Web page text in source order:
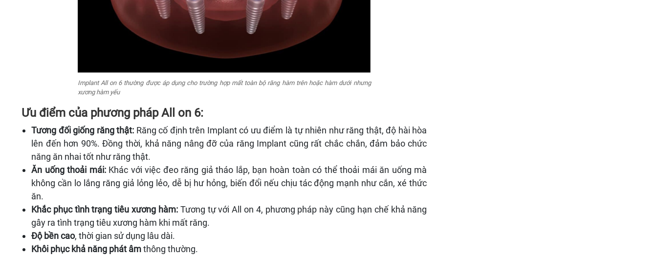
Implant All on 6 thường được áp dụng cho trường hợp mất toàn bộ răng hàm trên hoặc hàm dưới nhưng
xương hàm yếu
Ưu điểm của phương pháp All on 6:
Tương đối giống răng thật: Răng cố định trên Implant có ưu điểm là tự nhiên như răng thật, độ hài hòa
lên đến hơn 90%. Đồng thời, khả năng nâng đỡ của răng Implant cũng rất chắc chắn, đảm bảo chức
năng ăn nhai tốt như răng thật.
Ăn uống thoải mái:Khác với việc đeo răng giả tháo lắp, bạn hoàn toàn có thể thoải mái ăn uống mà
không cần lo lắng răng giả lỏng lẻo, dễ bị hư hỏng, biến đổi nếu chịu tác động mạnh như cắn, xé thức
ăn.
Khắc phục tình trạng tiêu xương hàm:Tương tự với All on 4, phương pháp này cũng hạn chế khả năng
gây ra tình trạng tiêu xương hàm khi mất răng.
Độ bền cao, thời gian sử dụng lâu dài.
Khôi phục khả năng phát âmthông thường.